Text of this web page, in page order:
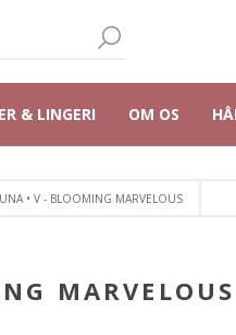
& LINGERI OM OS
• V - BLOOMING MARVELOUS
MARVELOUS